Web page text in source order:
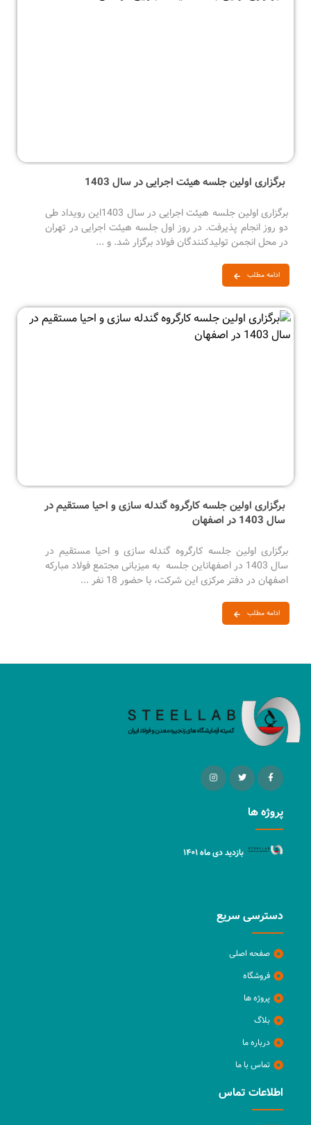
برگزاری اولین جلسه هیئت اجرایی در سال 1403
برگزاری اولین جلسه هیئت اجرایی در سال 1403این رویداد طی
دو روز انجام پذیرفت. در روز اول جلسه هیئت اجرایی در تهران
در محل انجمن تولیدکنندگان فولاد برگزار شد. و ...
ادامه مطلب
برگزاری اولین جلسه کارگروه گندله سازی و احیا مستقیم در
سال 1403 در اصفهان
برگزاری اولین جلسه کارگروه گندله سازی و احیا مستقیم در
سال 1403 در اصفهاناین جلسه به میزبانی مجتمع فولاد مبارکه
اصفهان در دفتر مرکزی این شرکت، با حضور 18 نفر ...
ادامه مطلب
پروژه ها
بازدید دی ماه ۱۴۰۱
دسترسی سریع
صفحه اصلی
فروشگاه
پروژه ها
بلاگ
درباره ما
تماس با ما
اطلاعات تماس